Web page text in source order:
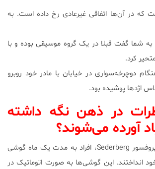
که در آن‌ها اتفاقی غیرعادی رخ داده است. به
شما گفت قبلا در یک گروه موسیقی بوده و با
کرد.
دوچرخه‌سواری در خیابان با مادر خود روبرو
اژدها پوشیده بود.
در ذهن نگه داشته
آورده می‌شوند؟
در یکی از مطالعات پروفسور Sederberg، افراد به مدت یک ماه گوشی
انداختند. این گوشی‌ها به صورت اتوماتیک در